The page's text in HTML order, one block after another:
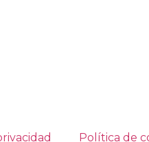
Política de